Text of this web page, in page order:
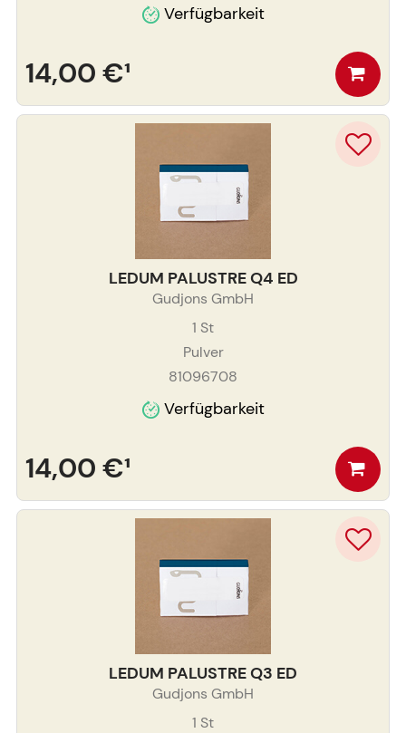
Verfügbarkeit
14,00 €¹
LEDUM PALUSTRE Q4 ED
Gudjons GmbH
1 St
Pulver
81096708
Verfügbarkeit
14,00 €¹
LEDUM PALUSTRE Q3 ED
Gudjons GmbH
1 St